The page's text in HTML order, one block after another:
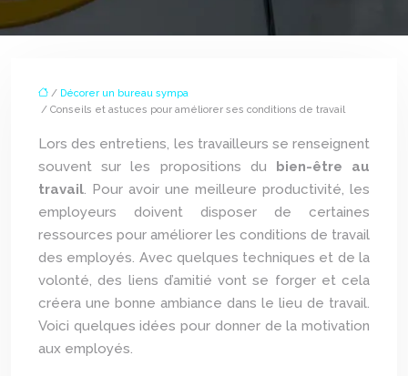
/ Décorer un bureau sympa
/ Conseils et astuces pour améliorer ses conditions de travail
Lors des entretiens, les travailleurs se renseignent
souvent sur les propositions du bien-être au
travail. Pour avoir une meilleure productivité, les
employeurs doivent disposer de certaines
ressources pour améliorer les conditions de travail
des employés. Avec quelques techniques et de la
volonté, des liens d’amitié vont se forger et cela
créera une bonne ambiance dans le lieu de travail.
Voici quelques idées pour donner de la motivation
aux employés.